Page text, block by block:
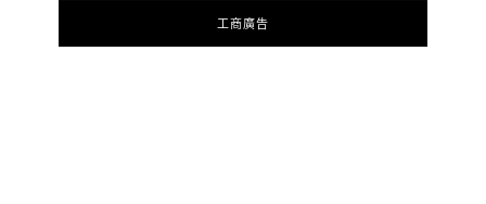
工商廣告